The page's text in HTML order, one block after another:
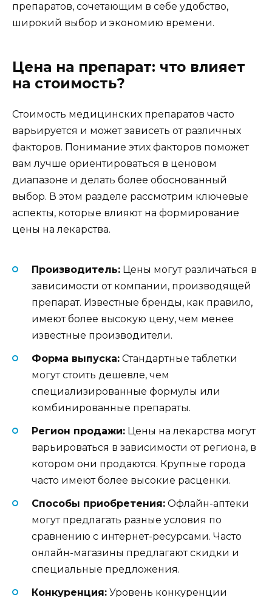
препаратов, сочетающим в себе удобство,
широкий выбор и экономию времени.
Цена на препарат: что влияет
на стоимость?
Стоимость медицинских препаратов часто
варьируется и может зависеть от различных
факторов. Понимание этих факторов поможет
вам лучше ориентироваться в ценовом
диапазоне и делать более обоснованный
выбор. В этом разделе рассмотрим ключевые
аспекты, которые влияют на формирование
цены на лекарства.
Производитель: Цены могут различаться в
зависимости от компании, производящей
препарат. Известные бренды, как правило,
имеют более высокую цену, чем менее
известные производители.
Форма выпуска: Стандартные таблетки
могут стоить дешевле, чем
специализированные формулы или
комбинированные препараты.
Регион продажи: Цены на лекарства могут
варьироваться в зависимости от региона, в
котором они продаются. Крупные города
часто имеют более высокие расценки.
Способы приобретения: Офлайн-аптеки
могут предлагать разные условия по
сравнению с интернет-ресурсами. Часто
онлайн-магазины предлагают скидки и
специальные предложения.
Конкуренция: Уровень конкуренции